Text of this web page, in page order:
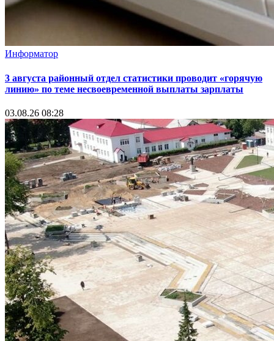
Информатор
3 августа районный отдел статистики проводит «горячую
линию» по теме несвоевременной выплаты зарплаты
03.08.26 08:28